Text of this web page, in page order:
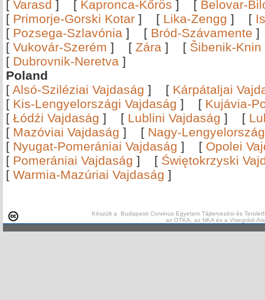
[ Varasd ] [ Kapronca-Kőrös ] [ Belovar-
[ Primorje-Gorski Kotar ] [ Lika-Zengg ] [
[ Pozsega-Szlavónia ] [ Bród-Szávamente
[ Vukovár-Szerém ] [ Zára ] [ Šibenik-Knin
[ Dubrovnik-Neretva ]
Poland
[ Alsó-Sziléziai Vajdaság ] [ Kárpátaljai
[ Kis-Lengyelországi Vajdaság ] [ Kujávia-
[ Łódźi Vajdaság ] [ Lublini Vajdaság ] [
[ Mazóviai Vajdaság ] [ Nagy-
[ Nyugat-Pomerániai Vajdaság ] [ Opolei
[ Pomerániai Vajdaság ] [ Świętokrzyski
[ Warmia-Mazúriai Vajdaság ]
Készült a Budapesti Corvinus Egyetem Tájtervezési és
az OTKA, az NKA és a Visegrádi